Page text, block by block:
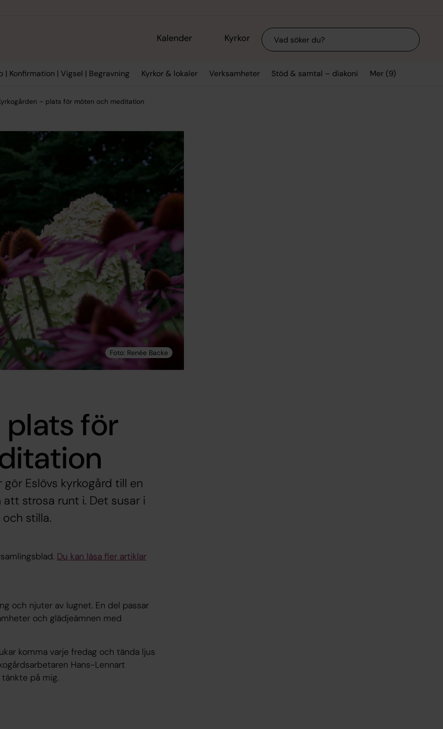
Kalender Kyrkor Sök
| Konfirmation | Vigsel | Begravning Kyrkor & lokaler Verksamheter Stöd & samtal – diakoni Mer (9)
– plats för möten och meditation
för
Eslövs kyrkogård till en
strosa runt i. Det susar i
stilla.
Du kan läsa fler artiklar
och njuter av lugnet. En del passar
och glädjeämnen med
komma varje fredag och tända ljus
Hans-Lennart
på mig.